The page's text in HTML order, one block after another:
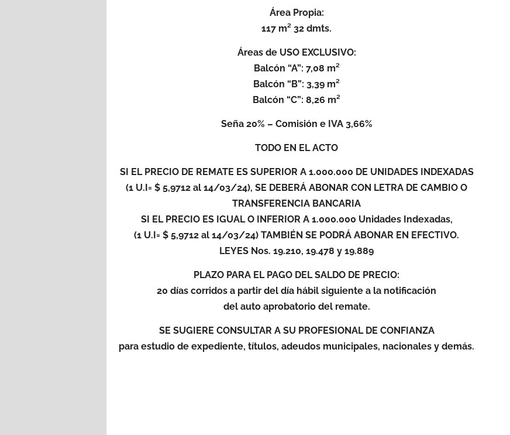
Área Propia:
117 m² 32 dmts.
Áreas de USO EXCLUSIVO:
Balcón “A”: 7,08 m²
Balcón “B”: 3,39 m²
Balcón “C”: 8,26 m²
Seña 20% – Comisión e IVA 3,66%
TODO EN EL ACTO
SI EL PRECIO DE REMATE ES SUPERIOR A 1.000.000 DE UNIDADES INDEXADAS
(1 U.I= $ 5,9712 al 14/03/24), SE DEBERÁ ABONAR CON LETRA DE CAMBIO O
TRANSFERENCIA BANCARIA
SI EL PRECIO ES IGUAL O INFERIOR A 1.000.000 Unidades Indexadas,
(1 U.I= $ 5,9712 al 14/03/24) TAMBIÉN SE PODRÁ ABONAR EN EFECTIVO.
LEYES Nos. 19.210, 19.478 y 19.889
PLAZO PARA EL PAGO DEL SALDO DE PRECIO:
20 días corridos a partir del día hábil siguiente a la notificación
del auto aprobatorio del remate.
SE SUGIERE CONSULTAR A SU PROFESIONAL DE CONFIANZA
para estudio de expediente, títulos, adeudos municipales, nacionales y demás.